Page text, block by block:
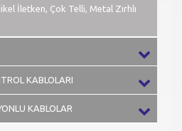
İletken, Çok Telli, Metal Zırhlı
KABLOLARI
KABLOLAR